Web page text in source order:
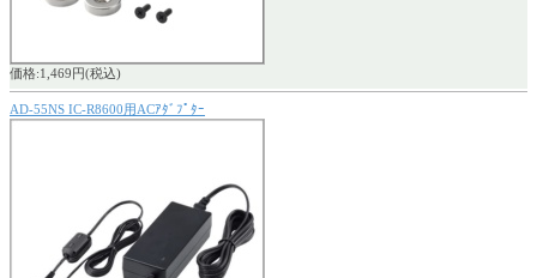
価格:1,469円(税込)
AD-55NS IC-R8600用ACｱﾀﾞﾌﾟﾀｰ